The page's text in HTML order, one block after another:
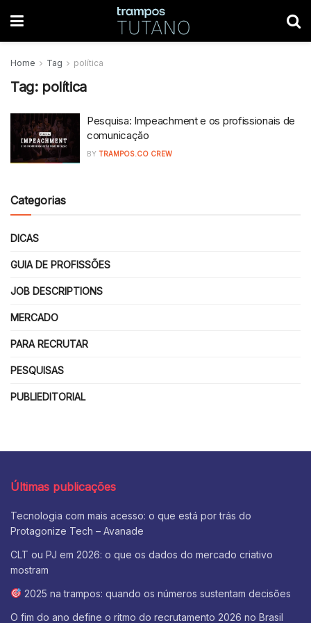
Home Tag política
Tag: política
Pesquisa: Impeachment e os profissionais de
comunicação
BY TRAMPOS.CO CREW
Categorias
DICAS
GUIA DE PROFISSÕES
JOB DESCRIPTIONS
MERCADO
PARA RECRUTAR
PESQUISAS
PUBLIEDITORIAL
Últimas publicações
Tecnologia com mais acesso: o que está por trás do
Protagonize Tech – Avanade
CLT ou PJ em 2026: o que os dados do mercado criativo
mostram
2025 na trampos: quando os números sustentam decisões
O fim do ano define o ritmo do recrutamento 2026 no Brasil